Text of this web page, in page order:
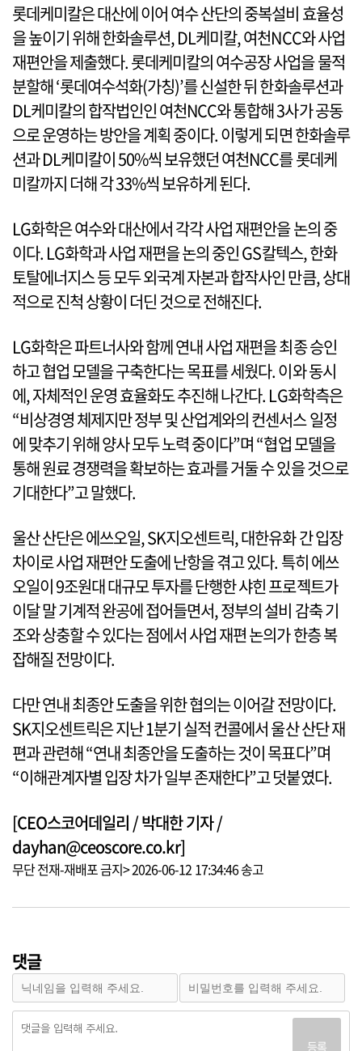
롯데케미칼은 대산에 이어 여수 산단의 중복설비 효율성
을 높이기 위해 한화솔루션, DL케미칼, 여천NCC와 사업
재편안을 제출했다. 롯데케미칼의 여수공장 사업을 물적
분할해 ‘롯데여수석화(가칭)’를 신설한 뒤 한화솔루션과
DL케미칼의 합작법인인 여천NCC와 통합해 3사가 공동
으로 운영하는 방안을 계획 중이다. 이렇게 되면 한화솔루
션과 DL케미칼이 50%씩 보유했던 여천NCC를 롯데케
미칼까지 더해 각 33%씩 보유하게 된다.
LG화학은 여수와 대산에서 각각 사업 재편안을 논의 중
이다. LG화학과 사업 재편을 논의 중인 GS칼텍스, 한화
토탈에너지스 등 모두 외국계 자본과 합작사인 만큼, 상대
적으로 진척 상황이 더딘 것으로 전해진다.
LG화학은 파트너사와 함께 연내 사업 재편을 최종 승인
하고 협업 모델을 구축한다는 목표를 세웠다. 이와 동시
에, 자체적인 운영 효율화도 추진해 나간다. LG화학측은
“비상경영 체제지만 정부 및 산업계와의 컨센서스 일정
에 맞추기 위해 양사 모두 노력 중이다”며 “협업 모델을
통해 원료 경쟁력을 확보하는 효과를 거둘 수 있을 것으로
기대한다”고 말했다.
울산 산단은 에쓰오일, SK지오센트릭, 대한유화 간 입장
차이로 사업 재편안 도출에 난항을 겪고 있다. 특히 에쓰
오일이 9조원대 대규모 투자를 단행한 샤힌 프로젝트가
이달 말 기계적 완공에 접어들면서, 정부의 설비 감축 기
조와 상충할 수 있다는 점에서 사업 재편 논의가 한층 복
잡해질 전망이다.
다만 연내 최종안 도출을 위한 협의는 이어갈 전망이다.
SK지오센트릭은 지난 1분기 실적 컨콜에서 울산 산단 재
편과 관련해 “연내 최종안을 도출하는 것이 목표다”며
“이해관계자별 입장 차가 일부 존재한다”고 덧붙였다.
[CEO스코어데일리 / 박대한 기자 /
dayhan@ceoscore.co.kr]
무단 전재-재배포 금지> 2026-06-12 17:34:46 송고
댓글
등록